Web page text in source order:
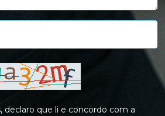
declaro que li e concordo com a